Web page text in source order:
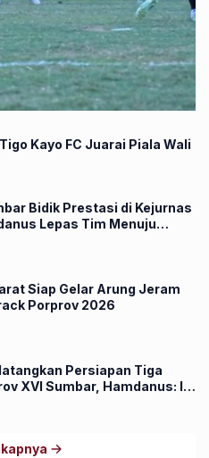
Kayo FC Juarai Piala Wali
Bidik Prestasi di Kejurnas
Lepas Tim Menuju
Siap Gelar Arung Jeram
Porprov 2026
Persiapan Tiga
XVI Sumbar, Hamdanus: Ini